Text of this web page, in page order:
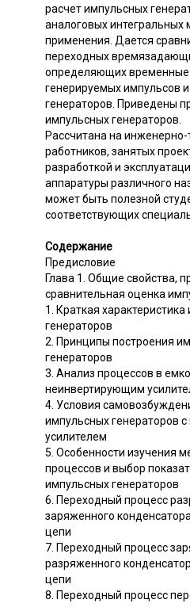
расчет импульсных
аналоговых интегральных
применения. Дается
переходных
определяющих
генерируемых импульсов и
генераторов. Приведены
импульсных генераторов.
Рассчитана на инженерно-
работников, занятых
разработкой и
аппаратуры различного
может быть полезной
соответствующих
Содержание
Предисловие
Глава 1. Общие свойства,
сравнительная оценка
1. Краткая
генераторов
2. Принципы построения
генераторов
3. Анализ процессов в
неинвертирующим
4. Условия
импульсных генераторов
усилителем
5. Особенности изучения
процессов и выбор
импульсных генераторов
6. Переходный процесс
заряженного
цепи
7. Переходный процесс
разряженного
цепи
8. Переходный процесс